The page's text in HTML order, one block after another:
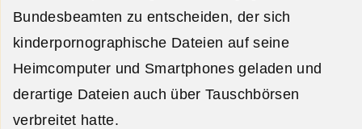
Bundesbeamten zu entscheiden, der sich
kinderpornographische Dateien auf seine
Heimcomputer und Smartphones geladen und
derartige Dateien auch über Tauschbörsen
verbreitet hatte.